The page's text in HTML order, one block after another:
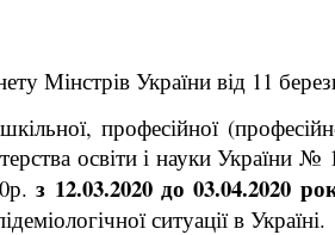
Мінстрів України від 11
професійної
освіти і науки України
з 12.03.2020 до 03.04.2020
ситуації в Україні.